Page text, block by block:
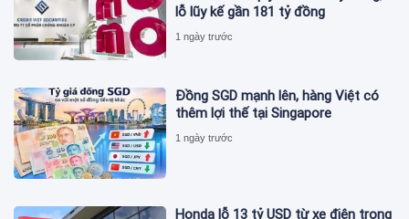
lỗ lũy kế gần 181 tỷ đồng
1 ngày trước
Đồng SGD mạnh lên, hàng Việt có
thêm lợi thế tại Singapore
1 ngày trước
Honda lỗ 13 tỷ USD từ xe điện trong